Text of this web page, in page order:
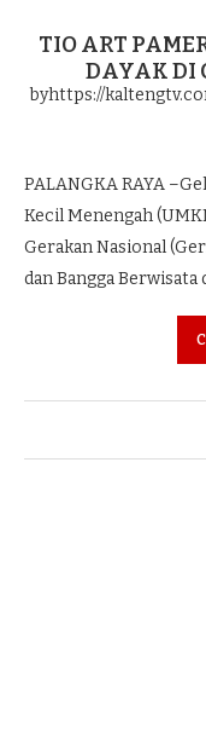
TIO ART
DAYAK DI
byhttps://
PALANGKA RAYA
Kecil Menengah
Gerakan Nasional
dan Bangga Berwisata